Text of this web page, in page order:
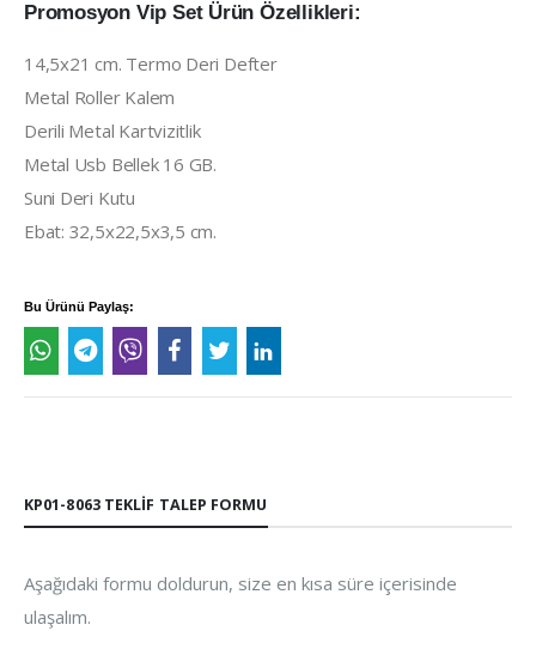
Promosyon Vip Set Ürün Özellikleri:
14,5x21 cm. Termo Deri Defter
Metal Roller Kalem
Derili Metal Kartvizitlik
Metal Usb Bellek 16 GB.
Suni Deri Kutu
Ebat: 32,5x22,5x3,5 cm.
Bu Ürünü Paylaş:
KP01-8063 TEKLIF TALEP FORMU
Aşağıdaki formu doldurun, size en kısa süre içerisinde
ulaşalım.